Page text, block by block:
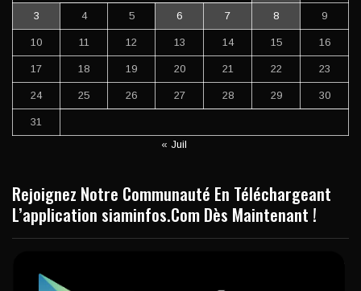
3 4 5 6 7 8 9
10 11 12 13 14 15 16
17 18 19 20 21 22 23
24 25 26 27 28 29 30
31
« Juil
Rejoignez Notre Communauté En Téléchargeant
L’application siaminfos.Com Dès Maintenant !